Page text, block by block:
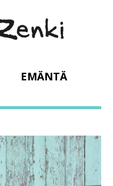
EMÄNTÄ